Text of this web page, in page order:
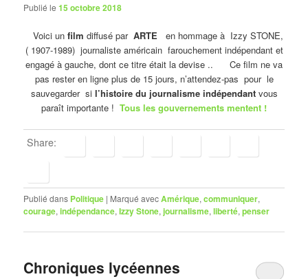
Publié le15 octobre 2018
Voici un film diffusé par ARTE en hommage à Izzy STONE,
( 1907-1989) journaliste américain farouchement indépendant et
engagé à gauche, dont ce titre était la devise .. Ce film ne va
pas rester en ligne plus de 15 jours, n’attendez-pas pour le
sauvegarder si l’histoire du journalisme indépendantvous
paraît importante ! Tous les gouvernements mentent !
Share:
Publié dans Politique | Marqué avecAmérique,communiquer,
courage,indépendance,Izzy Stone,journalisme,liberté,penser
Chroniques lycéennes